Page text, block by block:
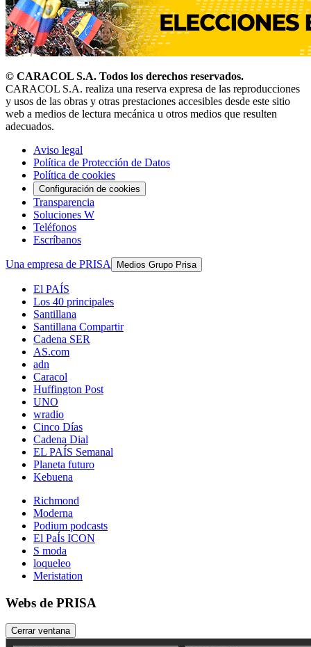
© CARACOL S.A. Todos los derechos reservados.
CARACOL S.A. realiza una reserva expresa de las reproducciones
y usos de las obras y otras prestaciones accesibles desde este sitio
web a medios de lectura mecánica u otros medios que resulten
adecuados.
Aviso legal
Política de Protección de Datos
Política de cookies
Configuración de cookies
Transparencia
Soluciones W
Teléfonos
Escríbanos
Una empresa de PRISA Medios Grupo Prisa
El PAÍS
Los 40 principales
Santillana
Santillana Compartir
Cadena SER
AS.com
adn
Caracol
Huffington Post
UNO
wradio
Cinco Días
Cadena Dial
EL PAÍS Semanal
Planeta futuro
Kebuena
Richmond
Moderna
Podium podcasts
El PaÍs ICON
S moda
loqueleo
Meristation
Webs de PRISA
Cerrar ventana